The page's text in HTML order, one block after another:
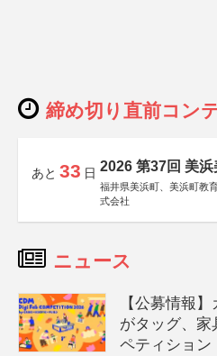
締め切り直前コン
あと 33 日 2026 第37回 美浜
福井県美浜町、美浜町教
式会社
ニュース
【公募情報
がタッグ、家
ペティション